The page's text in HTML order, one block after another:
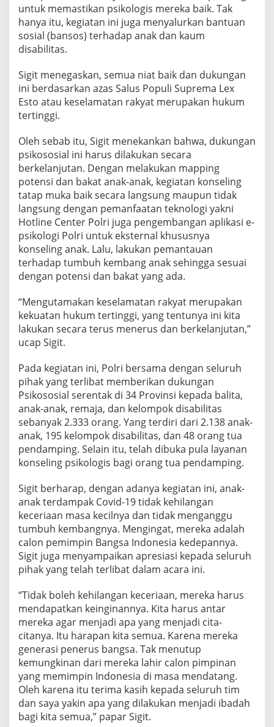
untuk memastikan psikologis mereka baik. Tak
hanya itu, kegiatan ini juga menyalurkan bantuan
sosial (bansos) terhadap anak dan kaum
disabilitas.
Sigit menegaskan, semua niat baik dan dukungan
ini berdasarkan azas Salus Populi Suprema Lex
Esto atau keselamatan rakyat merupakan hukum
tertinggi.
Oleh sebab itu, Sigit menekankan bahwa, dukungan
psikososial ini harus dilakukan secara
berkelanjutan. Dengan melakukan mapping
potensi dan bakat anak-anak, kegiatan konseling
tatap muka baik secara langsung maupun tidak
langsung dengan pemanfaatan teknologi yakni
Hotline Center Polri juga pengembangan aplikasi e-
psikologi Polri untuk eksternal khususnya
konseling anak. Lalu, lakukan pemantauan
terhadap tumbuh kembang anak sehingga sesuai
dengan potensi dan bakat yang ada.
“Mengutamakan keselamatan rakyat merupakan
kekuatan hukum tertinggi, yang tentunya ini kita
lakukan secara terus menerus dan berkelanjutan,”
ucap Sigit.
Pada kegiatan ini, Polri bersama dengan seluruh
pihak yang terlibat memberikan dukungan
Psikososial serentak di 34 Provinsi kepada balita,
anak-anak, remaja, dan kelompok disabilitas
sebanyak 2.333 orang. Yang terdiri dari 2.138 anak-
anak, 195 kelompok disabilitas, dan 48 orang tua
pendamping. Selain itu, telah dibuka pula layanan
konseling psikologis bagi orang tua pendamping.
Sigit berharap, dengan adanya kegiatan ini, anak-
anak terdampak Covid-19 tidak kehilangan
keceriaan masa kecilnya dan tidak menganggu
tumbuh kembangnya. Mengingat, mereka adalah
calon pemimpin Bangsa Indonesia kedepannya.
Sigit juga menyampaikan apresiasi kepada seluruh
pihak yang telah terlibat dalam acara ini.
“Tidak boleh kehilangan keceriaan, mereka harus
mendapatkan keinginannya. Kita harus antar
mereka agar menjadi apa yang menjadi cita-
citanya. Itu harapan kita semua. Karena mereka
generasi penerus bangsa. Tak menutup
kemungkinan dari mereka lahir calon pimpinan
yang memimpin Indonesia di masa mendatang.
Oleh karena itu terima kasih kepada seluruh tim
dan saya yakin apa yang dilakukan menjadi ibadah
bagi kita semua,” papar Sigit.